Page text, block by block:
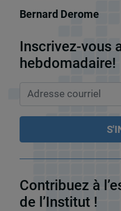
Bernard Derome
Inscrivez-vous
hebdomadaire!
Contribuez à
de l’Institut !